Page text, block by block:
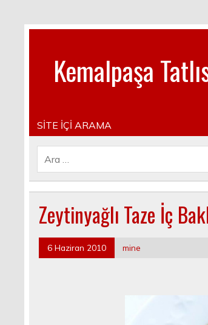
Kemalpaşa
SİTE İÇİ ARAMA
Zeytinyağlı Taze İç
6 Haziran 2010 mine